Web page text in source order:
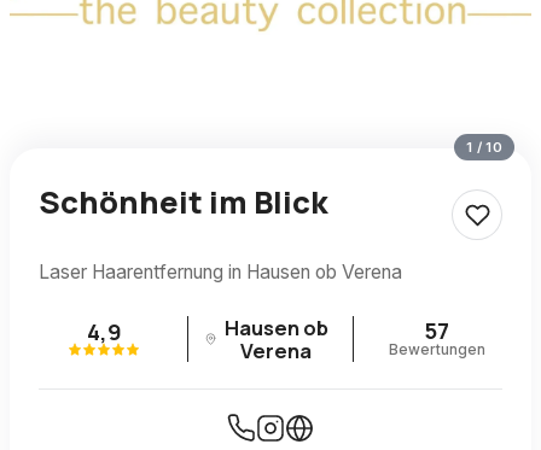
1 /10
Schönheit im Blick
Laser Haarentfernung in Hausen ob Verena
4,9
Hausen ob
Verena
57
Bewertungen